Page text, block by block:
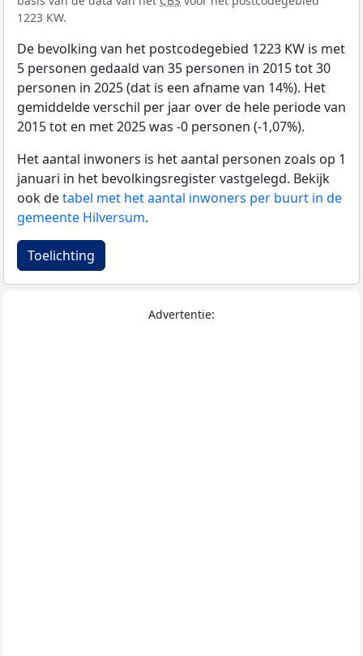
1223 KW.
De bevolking van het postcodegebied 1223 KW is met
5 personen gedaald van 35 personen in 2015 tot 30
personen in 2025 (dat is een afname van 14%). Het
gemiddelde verschil per jaar over de hele periode van
2015 tot en met 2025 was -0 personen (-1,07%).
Het aantal inwoners is het aantal personen zoals op 1
januari in het bevolkingsregister vastgelegd. Bekijk
ook detabel met het aantal inwoners per buurt in de
gemeente Hilversum.
Toelichting
Advertentie: